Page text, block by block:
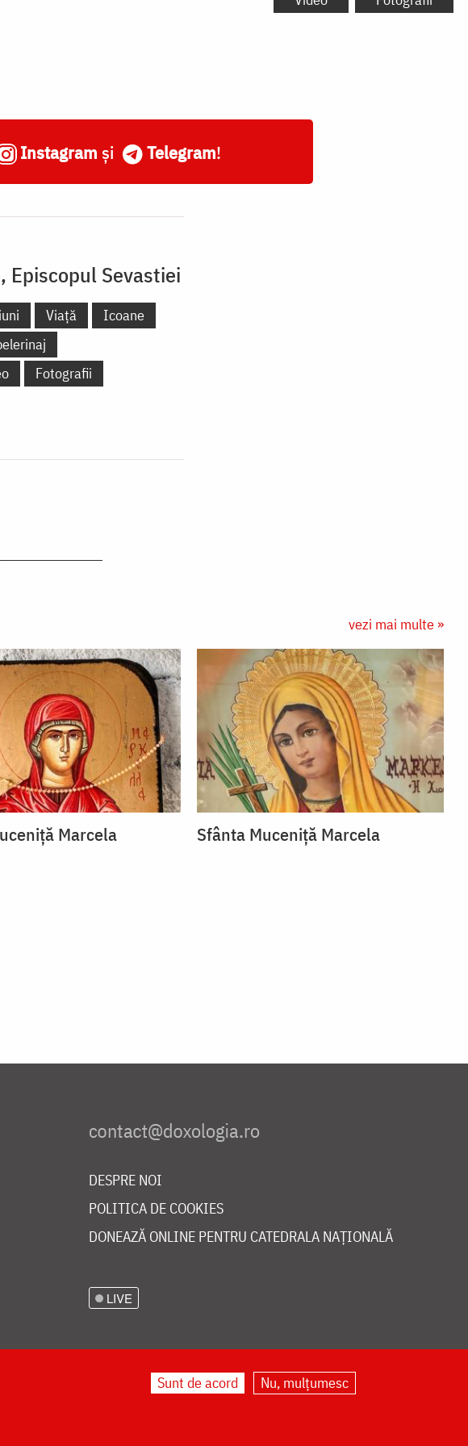
Instagram și Telegram!
Sevastiei
Viață
Icoane
Fotografii
vezi mai multe »
Marcela Sfânta Muceniță Marcela
DESPRE NOI
POLITICA DE COOKIES
DONEAZĂ ONLINE PENTRU CATEDRALA NAȚIONALĂ
LIVE
Sunt de acord Nu, mulțumesc